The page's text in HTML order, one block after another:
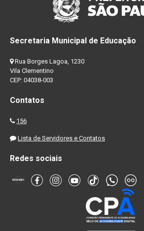
Secretaria Municipal de Educação
Rua Borges Lagoa, 1230
Vila Clementino
CEP: 04038-003
Contatos
156
Lista de Servidores e Contatos
Redes sociais